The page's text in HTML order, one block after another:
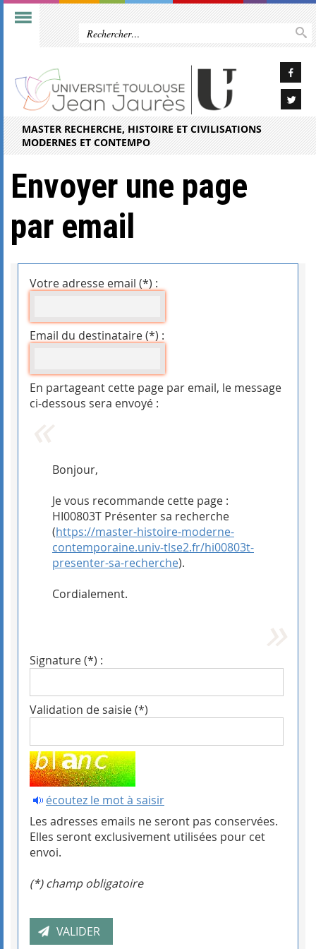
MASTER RECHERCHE, HISTOIRE ET CIVILISATIONS
MODERNES ET CONTEMPO
Envoyer une page
par email
Votre adresse email (*) :
Email du destinataire (*) :
En partageant cette page par email, le message
ci-dessous sera envoyé :
Bonjour,
Je vous recommande cette page :
HI00803T Présenter sa recherche
(https://master-histoire-moderne-
contemporaine.univ-tlse2.fr/hi00803t-
presenter-sa-recherche).
Cordialement.
Signature (*) :
Validation de saisie (*)
écoutez le mot à saisir
Les adresses emails ne seront pas conservées.
Elles seront exclusivement utilisées pour cet
envoi.
(*) champ obligatoire